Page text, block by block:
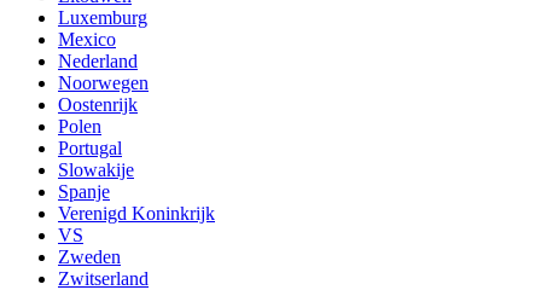
Luxemburg
Mexico
Nederland
Noorwegen
Oostenrijk
Polen
Portugal
Slowakije
Spanje
Verenigd Koninkrijk
VS
Zweden
Zwitserland